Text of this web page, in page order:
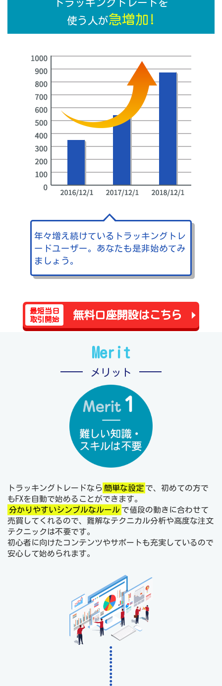
トラッキングトレードを
使う人が急増加!
年々増え続けているトラッキングトレ
ードユーザー。あなたも是非始めてみ
ましょう。
最短当日
取引開始
無料口座開設はこちら
Merit
メリット
トラッキングトレードなら 簡単な設定 で、初めての方で
もFXを自動で始めることができます。
分かりやすいシンプルなルール で値段の動きに合わせて
売買してくれるので、難解なテクニカル分析や高度な注文
テクニックは不要です。
初心者に向けたコンテンツやサポートも充実しているので
安心して始められます。